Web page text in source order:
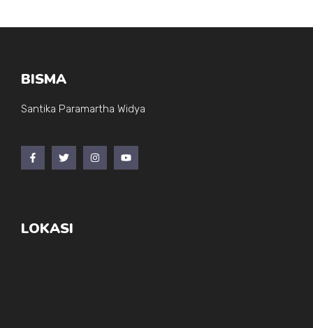
BISMA
Santika Paramartha Widya
LOKASI